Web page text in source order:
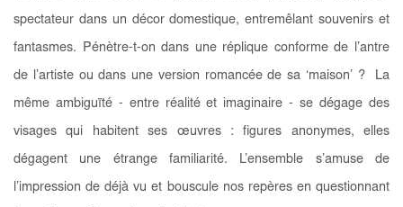
spectateur dans un décor domestique, entremêlant souvenirs et
fantasmes. Pénètre-t-on dans une réplique conforme de l’antre
de l’artiste ou dans une version romancée de sa ‘maison’ ? La
même ambiguïté - entre réalité et imaginaire - se dégage des
visages qui habitent ses œuvres : figures anonymes, elles
dégagent une étrange familiarité. L’ensemble s’amuse de
l’impression de déjà vu et bouscule nos repères en questionnant